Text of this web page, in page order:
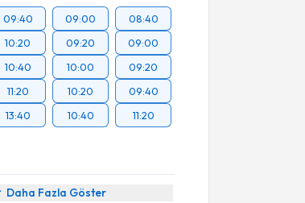
09:40
10:20
10:40
11:20
13:40
09:00
09:20
10:00
10:20
10:40
08:40
09:00
09:20
09:40
11:20
Daha Fazla Göster